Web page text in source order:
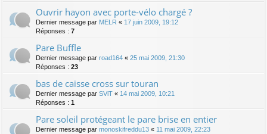
Ouvrir hayon avec porte-vélo chargé ?
Dernier message par MELR « 17 juin 2009, 19:12
Réponses : 7
Pare Buffle
Dernier message par road164 « 25 mai 2009, 21:30
Réponses : 23
bas de caisse cross sur touran
Dernier message par SViT « 14 mai 2009, 10:21
Réponses : 1
Pare soleil protégeant le pare brise en entier
Dernier message par monoskifreddu13 « 11 mai 2009, 22:23